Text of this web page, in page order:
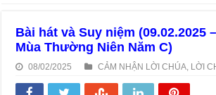
Bài hát và Suy niệm (09.02.2025
Mùa Thường Niên Năm C)
08/02/2025 CẢM NHẬN LỜI CHÚA LỜI